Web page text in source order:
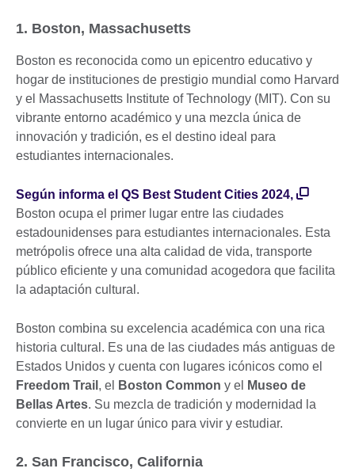
1. Boston, Massachusetts
Boston es reconocida como un epicentro educativo y
hogar de instituciones de prestigio mundial como Harvard
y el Massachusetts Institute of Technology (MIT). Con su
vibrante entorno académico y una mezcla única de
innovación y tradición, es el destino ideal para
estudiantes internacionales.
Según informa el QS Best Student Cities 2024,
Boston ocupa el primer lugar entre las ciudades
estadounidenses para estudiantes internacionales. Esta
metrópolis ofrece una alta calidad de vida, transporte
público eficiente y una comunidad acogedora que facilita
la adaptación cultural.
Boston combina su excelencia académica con una rica
historia cultural. Es una de las ciudades más antiguas de
Estados Unidos y cuenta con lugares icónicos como el
Freedom Trail , el Boston Common y el
Museo de
Bellas Artes. Su mezcla de tradición y modernidad la
convierte en un lugar único para vivir y estudiar.
2. San Francisco, California